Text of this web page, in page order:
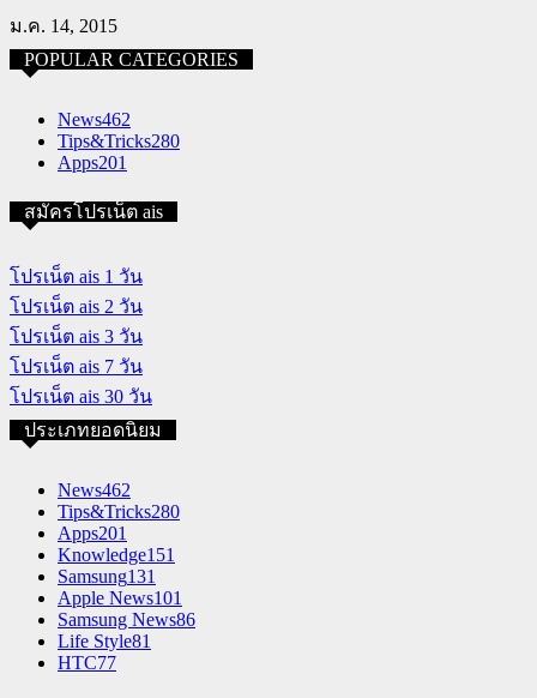
ม.ค. 14, 2015
POPULAR CATEGORIES
News462
Tips&Tricks280
Apps201
สมัครโปรเน็ต ais
โปรเน็ต ais 1 วัน
โปรเน็ต ais 2 วัน
โปรเน็ต ais 3 วัน
โปรเน็ต ais 7 วัน
โปรเน็ต ais 30 วัน
ประเภทยอดนิยม
News462
Tips&Tricks280
Apps201
Knowledge151
Samsung131
Apple News101
Samsung News86
Life Style81
HTC77